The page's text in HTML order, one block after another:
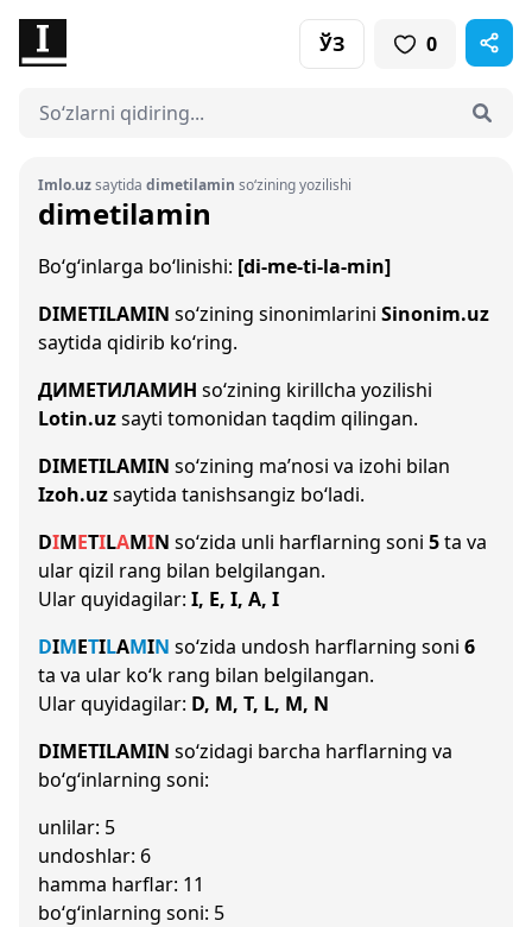
ЎЗ 0
Imlo.uzsaytida dimetilamin so‘zining yozilishi
dimetilamin
Bo‘g‘inlarga bo‘linishi: [di-me-ti-la-min]
DIMETILAMIN so‘zining sinonimlarini Sinonim.uz
saytida qidirib ko‘ring.
ДИМЕТИЛАМИН so‘zining kirillcha yozilishi
Lotin.uzsayti tomonidan taqdim qilingan.
DIMETILAMIN so‘zining ma’nosi va izohi bilan
Izoh.uzsaytida tanishsangiz bo‘ladi.
DIMETILAMIN so‘zida unli harflarning soni 5ta va
ular qizil rang bilan belgilangan.
Ular quyidagilar: I, E, I, A, I
DIMETILAMIN so‘zida undosh harflarning soni 6
ta va ular ko‘k rang bilan belgilangan.
Ular quyidagilar: D, M, T, L, M, N
DIMETILAMIN so‘zidagi barcha harflarning va
bo‘g‘inlarning soni:
unlilar: 5
undoshlar: 6
hamma harflar: 11
bo‘g‘inlarning soni: 5